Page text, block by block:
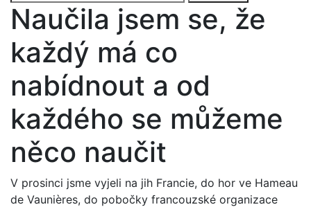
Naučila jsem se, že
každý má co
nabídnout a od
každého se můžeme
něco naučit
V prosinci jsme vyjeli na jih Francie, do hor ve Hameau
de Vaunières, do pobočky francouzské organizace